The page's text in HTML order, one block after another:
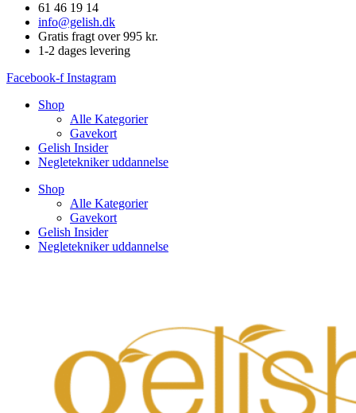
61 46 19 14
info@gelish.dk
Gratis fragt over 995 kr.
1-2 dages levering
Facebook-f Instagram
Shop
Alle Kategorier
Gavekort
Gelish Insider
Negletekniker uddannelse
Shop
Alle Kategorier
Gavekort
Gelish Insider
Negletekniker uddannelse